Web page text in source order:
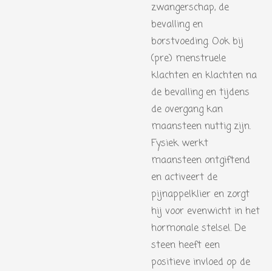
zwangerschap, de
bevalling en
borstvoeding. Ook bij
(pre) menstruele
klachten en klachten na
de bevalling en tijdens
de overgang kan
maansteen nuttig zijn.
Fysiek werkt
maansteen ontgiftend
en activeert de
pijnappelklier en zorgt
hij voor evenwicht in het
hormonale stelsel. De
steen heeft een
positieve invloed op de